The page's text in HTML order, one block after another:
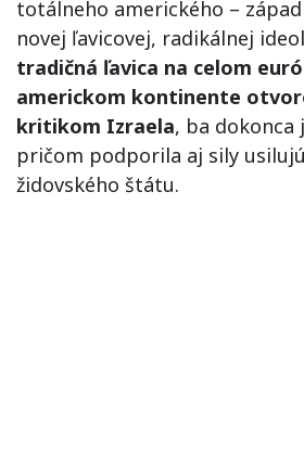
totálneho amerického –
novej ľavicovej, radikálnej
tradičná ľavica na celom
americkom kontinente
kritikom Izraela, ba
pričom podporila aj sily
židovského štátu.